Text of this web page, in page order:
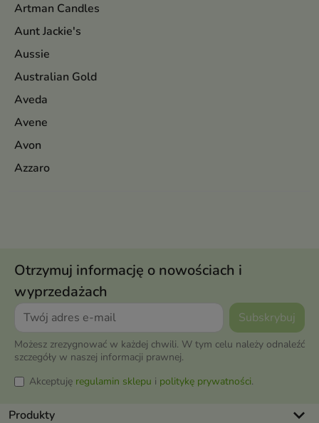
Artman Candles
Aunt Jackie's
Aussie
Australian Gold
Aveda
Avene
Avon
Azzaro
Otrzymuj informację o nowościach i
wyprzedażach
Możesz zrezygnować w każdej chwili. W tym celu należy odnaleźć
szczegóły w naszej informacji prawnej.
Akceptuję regulamin sklepu i politykę prywatności.
Produkty keyboard_arrow_down